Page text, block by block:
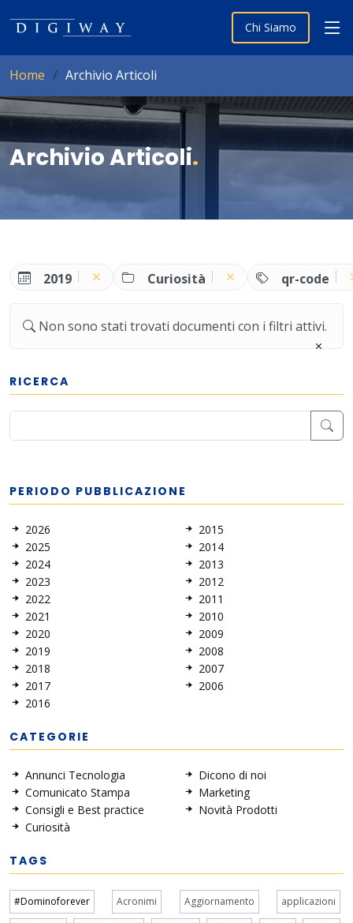
Chi Siamo
Home Archivio Articoli
Archivio Articoli.
2019 Curiosità qr-code
Non sono stati trovati documenti con i filtri attivi.
RICERCA
PERIODO PUBBLICAZIONE
2026
2025
2024
2023
2022
2021
2020
2019
2018
2017
2016
2015
2014
2013
2012
2011
2010
2009
2008
2007
2006
CATEGORIE
Annunci Tecnologia
Comunicato Stampa
Consigli e Best practice
Curiosità
Dicono di noi
Marketing
Novità Prodotti
TAGS
#Dominoforever Acronimi Aggiornamento applicazioni